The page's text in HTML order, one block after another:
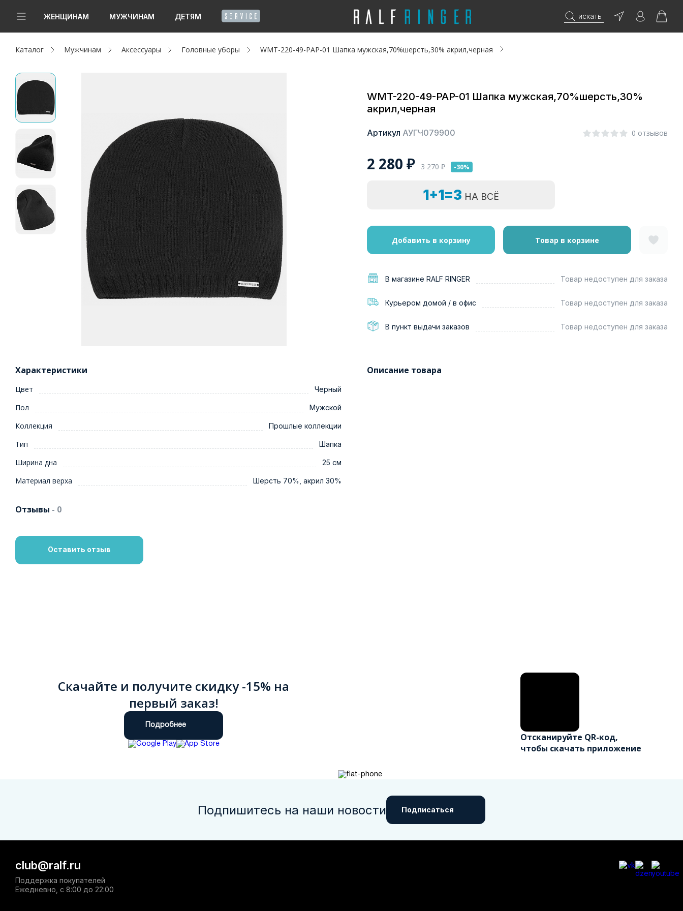
ЖЕНЩИНАМ МУЖЧИНАМ ДЕТЯМ искать
Новинки
Женщинам
Мужчинам
Капсула
Акции / Новости
Адреса магазинов
Каталог Мужчинам Аксессуары Головные уборы WMT-220-49-PAP-01 Шапка мужская,70%шерсть,30% акрил,черная
WMT-220-49-PAP-01 Шапка мужская,70%шерсть,30%
акрил,черная
Артикул АУГЧ079900 0 отзывов
2 280 ₽ 3 270₽ -30%
1+1=3 НА ВСЁ
Добавить в корзину Товар в корзине
В магазине RALF RINGER Товар недоступен для заказа
Курьером домой / в офис Товар недоступен для заказа
В пункт выдачи заказов Товар недоступен для заказа
Характеристики
Цвет Черный
Пол Мужской
Коллекция Прошлые коллекции
Тип Шапка
Ширина дна 25 см
Материал верха Шерсть 70%, акрил 30%
Описание товара
Отзывы - 0
Оставить отзыв
Скачайте и получите скидку -15% на
первый заказ!
Подробнее
Отсканируйте QR-код,
чтобы скачать приложение
Подпишитесь на наши новости Подписаться
club@ralf.ru
Поддержка покупателей
Ежедневно, с 8:00 до 22:00